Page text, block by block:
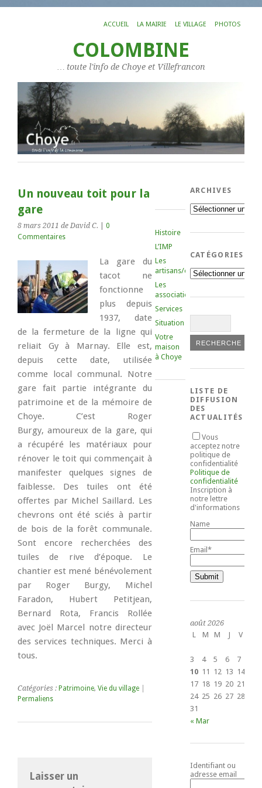
ACCUEIL LA MAIRIE LE VILLAGE PHOTOS
COLOMBINE
… toute l'info de Choye et Villefrancon
Un nouveau toit pour la
gare
8 mars 2011 de David C.
0
Commentaires
La gare du
tacot ne
fonctionne
plus depuis
1937, date
de la fermeture de la ligne qui
reliait Gy à Marnay. Elle est,
depuis cette date, utilisée
comme local communal. Notre
gare fait partie intégrante du
patrimoine et de la mémoire de
Choye. C’est Roger
Burgy, amoureux de la gare, qui
a récupéré les matériaux pour
rénover le toit qui commençait à
manifester quelques signes de
faiblesse. Des tuiles ont été
offertes par Michel Saillard. Les
chevrons ont été sciés à partir
de bois de la forêt communale.
Sont encore recherchées des
tuiles de rive d’époque. Le
chantier est mené bénévolement
par Roger Burgy, Michel
Faradon, Hubert Petitjean,
Bernard Rota, Francis Rollée
avec Joël Marcel notre directeur
des services techniques. Merci à
tous.
Catégories : Patrimoine, Vie du village
Permaliens
Laisser un
Histoire
L’IMP
Les
artisans/commerçants
Les
associations
Services
Situation
Votre
maison
à Choye
ARCHIVES
Archives
CATÉGORIES
Catégories
LISTE DE
DIFFUSION
DES
ACTUALITÉS
Vous
acceptez notre
politique de
confidentialité
Politique de
confidentialité
Inscription à
notre lettre
d'informations
Name
Email*
août 2026
L
M M J V
3
4 5 6 7
10 11 12 13 14
17 18 19 20 21
24 25 26 27 28
31
« Mar
Identifiant ou
adresse email